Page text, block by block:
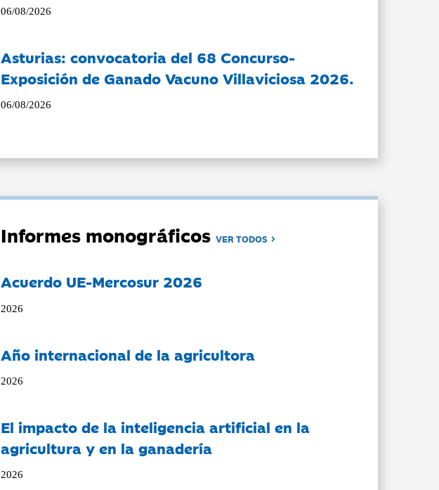
06/08/2026
Asturias: convocatoria del 68 Concurso-
Exposición de Ganado Vacuno Villaviciosa 2026.
06/08/2026
Informes monográficosVER TODOS
Acuerdo UE-Mercosur 2026
2026
Año internacional de la agricultora
2026
El impacto de la inteligencia artificial en la
agricultura y en la ganadería
2026